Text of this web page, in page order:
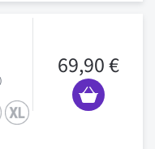
69,90 €